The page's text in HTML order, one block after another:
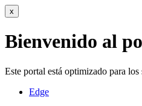
x
Bienvenido al
Este portal está optimizado para los
Edge